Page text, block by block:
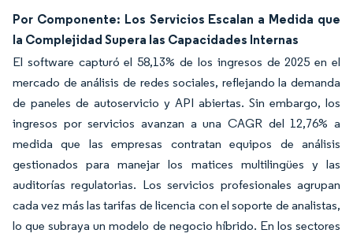
Por Componente: Los Servicios Escalan a Medida que
la Complejidad Supera las Capacidades Internas
El software capturó el 58,13% de los ingresos de 2025 en el
mercado de análisis de redes sociales, reflejando la demanda
de paneles de autoservicio y API abiertas. Sin embargo, los
ingresos por servicios avanzan a una CAGR del 12,76% a
medida que las empresas contratan equipos de análisis
gestionados para manejar los matices multilingües y las
auditorías regulatorias. Los servicios profesionales agrupan
cada vez más las tarifas de licencia con el soporte de analistas,
lo que subraya un modelo de negocio híbrido. En los sectores